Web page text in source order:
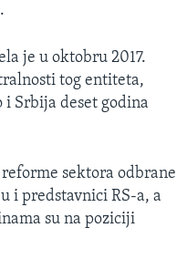
je u oktobru 2017.
tog entiteta,
i Srbija deset godina
sektora odbrane
i predstavnici RS-a, a
su na poziciji